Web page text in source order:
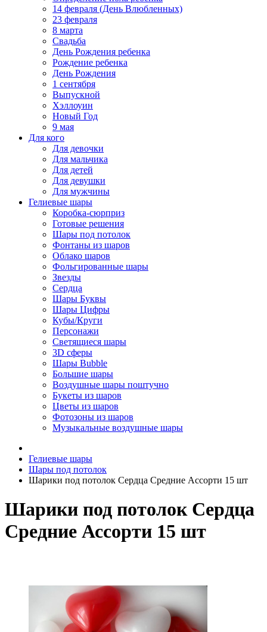
14 февраля (День Влюбленных)
23 февраля
8 марта
Свадьба
День Рождения ребенка
Рождение ребенка
День Рождения
1 сентября
Выпускной
Хэллоуин
Новый Год
9 мая
Для кого
Для девочки
Для мальчика
Для детей
Для девушки
Для мужчины
Гелиевые шары
Коробка-сюрприз
Готовые решения
Шары под потолок
Фонтаны из шаров
Облако шаров
Фольгированные шары
Звезды
Сердца
Шары Буквы
Шары Цифры
Кубы/Круги
Персонажи
Светящиеся шары
3D сферы
Шары Bubble
Большие шары
Воздушные шары поштучно
Букеты из шаров
Цветы из шаров
Фотозоны из шаров
Музыкальные воздушные шары
Гелиевые шары
Шары под потолок
Шарики под потолок Сердца Средние Ассорти 15 шт
Шарики под потолок Сердца
Средние Ассорти 15 шт